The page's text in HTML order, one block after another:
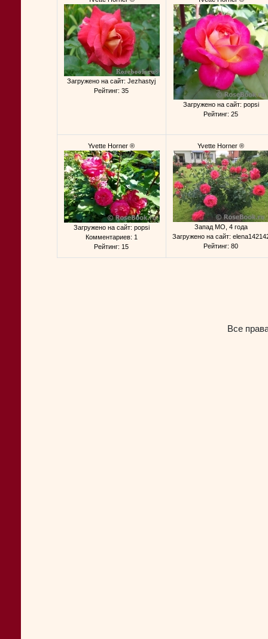
Загружено на сайт: Jezhastyj
Рейтинг: 35
Загружено на сайт: popsi
Рейтинг: 25
Yvette Horner ®
Загружено на сайт: popsi
Комментариев: 1
Рейтинг: 15
Yvette Horner ®
Запад МО, 4 года
Загружено на сайт:
Рейтинг: 80
Все